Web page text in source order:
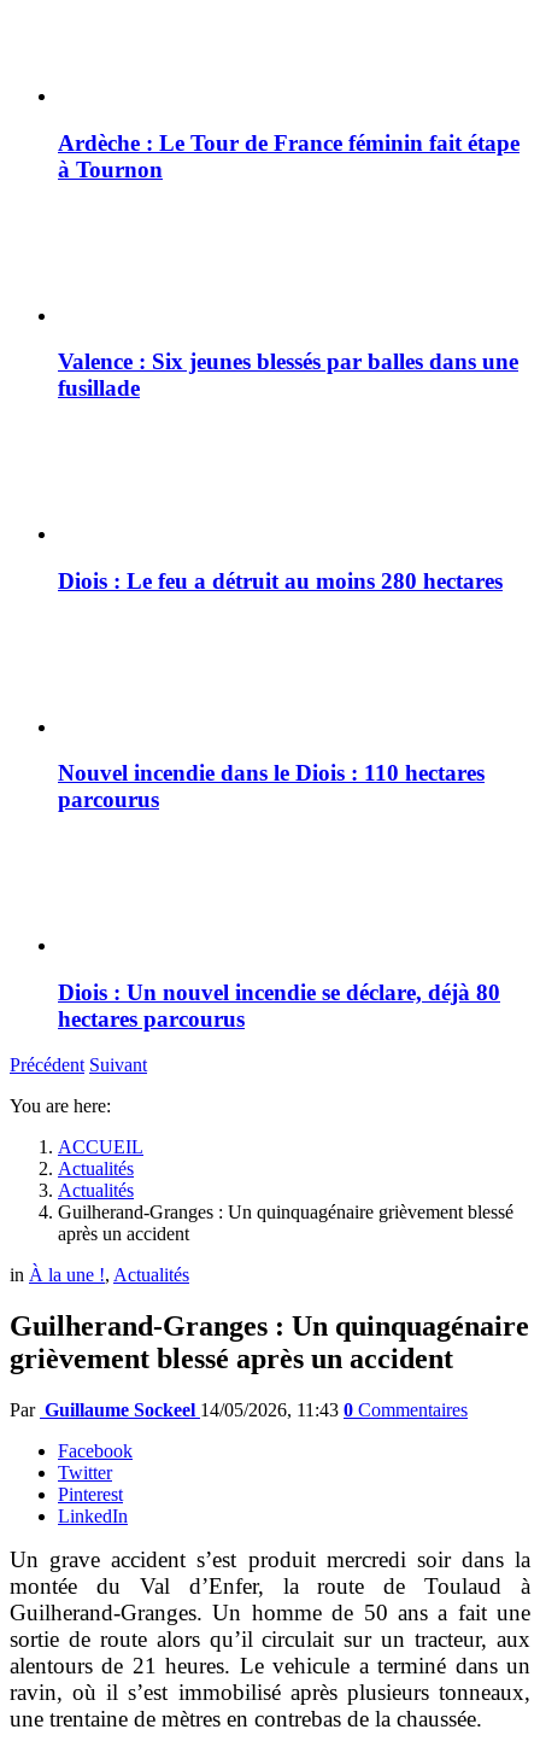
Ardèche : Le Tour de France féminin fait étape
à Tournon
Valence : Six jeunes blessés par balles dans une
fusillade
Diois : Le feu a détruit au moins 280 hectares
Nouvel incendie dans le Diois : 110 hectares
parcourus
Diois : Un nouvel incendie se déclare, déjà 80
hectares parcourus
Précédent Suivant
You are here:
ACCUEIL
Actualités
Actualités
Guilherand-Granges : Un quinquagénaire grièvement blessé
après un accident
in À la une !, Actualités
Guilherand-Granges : Un quinquagénaire
grièvement blessé après un accident
Par Guillaume Sockeel 14/05/2026, 11:43 0 Commentaires
Facebook
Twitter
Pinterest
LinkedIn
Un grave accident s’est produit mercredi soir dans la
montée du Val d’Enfer, la route de Toulaud à
Guilherand-Granges. Un homme de 50 ans a fait une
sortie de route alors qu’il circulait sur un tracteur, aux
alentours de 21 heures. Le vehicule a terminé dans un
ravin, où il s’est immobilisé après plusieurs tonneaux,
une trentaine de mètres en contrebas de la chaussée.